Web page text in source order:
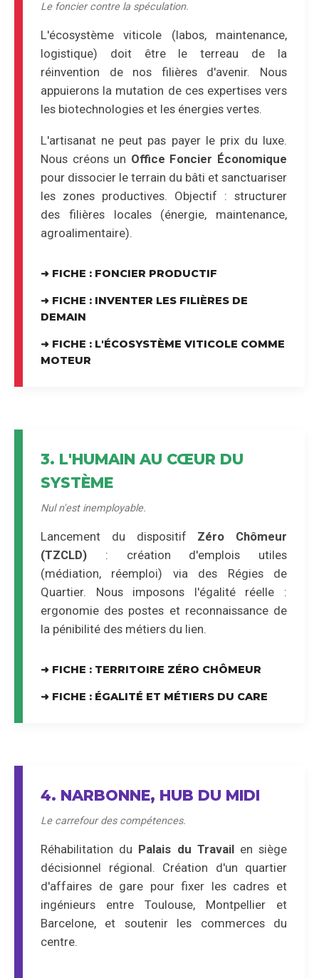
Le foncier contre la spéculation.
L'écosystème viticole (labos, maintenance,
logistique) doit être le terreau de la
réinvention de nos filières d'avenir. Nous
appuierons la mutation de ces expertises vers
les biotechnologies et les énergies vertes.
L'artisanat ne peut pas payer le prix du luxe.
Nous créons un Office Foncier Économique
pour dissocier le terrain du bâti et sanctuariser
les zones productives. Objectif : structurer
des filières locales (énergie, maintenance,
agroalimentaire).
➜ FICHE : FONCIER PRODUCTIF
➜ FICHE : INVENTER LES FILIÈRES DE
DEMAIN
➜ FICHE : L'ÉCOSYSTÈME VITICOLE COMME
MOTEUR
3. L'HUMAIN AU CŒUR DU
SYSTÈME
Nul n'est inemployable.
Lancement du dispositif Zéro Chômeur
(TZCLD) : création d'emplois utiles
(médiation, réemploi) via des Régies de
Quartier. Nous imposons l'égalité réelle :
ergonomie des postes et reconnaissance de
la pénibilité des métiers du lien.
➜ FICHE : TERRITOIRE ZÉRO CHÔMEUR
➜ FICHE : ÉGALITÉ ET MÉTIERS DU CARE
4. NARBONNE, HUB DU MIDI
Le carrefour des compétences.
Réhabilitation du Palais du Travailen siège
décisionnel régional. Création d'un quartier
d'affaires de gare pour fixer les cadres et
ingénieurs entre Toulouse, Montpellier et
Barcelone, et soutenir les commerces du
centre.